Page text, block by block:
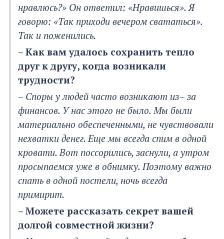
нравлюсь?» Он ответил: «Нравишься». Я
говорю: «Так приходи вечером свататься».
Так и поженились.
– Как вам удалось сохранить тепло
друг к другу, когда возникали
трудности?
– Споры у людей часто возникают из– за
финансов. У нас этого не было. Мы были
материально обеспеченными, не чувствовали
нехватки денег. Еще мы всегда спим в одной
кровати. Вот поссорились, заснули, а утром
просыпаемся уже в обнимку. Поэтому важно
спать в одной постели, ночь всегда
примирит.
– Можете рассказать секрет вашей
долгой совместной жизни?